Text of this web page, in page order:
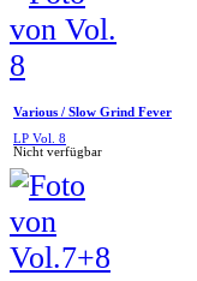
Various / Slow Grind Fever
LP Vol. 8
Nicht verfügbar